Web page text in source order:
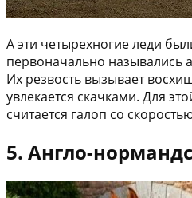
А эти четырехногие леди
первоначально назывались
Их резвость вызывает
увлекается скачками. Для
считается галоп со
5. Англо-